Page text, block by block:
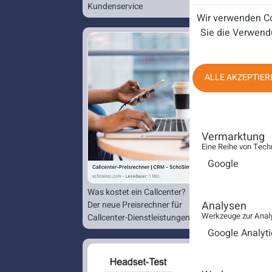
Kundenservice
Was kostet ein Callcenter?
Der neue Preisrechner für
Callcenter-Dienstleistungen.
Wir verwenden
Sie die
ALLE
Vermarktung
Eine Reihe von
Google
Analysen
Werkzeuge zur
Google